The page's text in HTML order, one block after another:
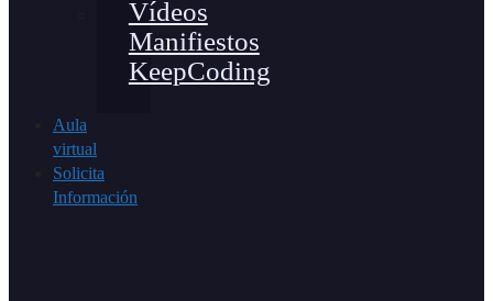
Vídeos
Manifiestos
KeepCoding
Aula
virtual
Solicita
Información